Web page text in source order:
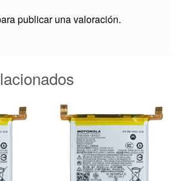
publicar una valoración.